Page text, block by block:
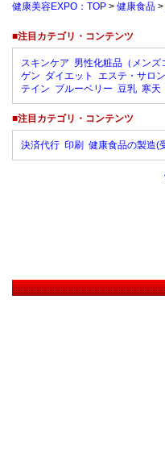
健康美容EXPO：TOP > 健康食品 >
■注目カテゴリ・コンテンツ
スキンケア 男性化粧品（メンズ
ゲン ダイエット エステ・サロ
テイン ブルーベリー 豆乳 寒天
■注目カテゴリ・コンテンツ
決済代行 印刷 健康食品の製造(